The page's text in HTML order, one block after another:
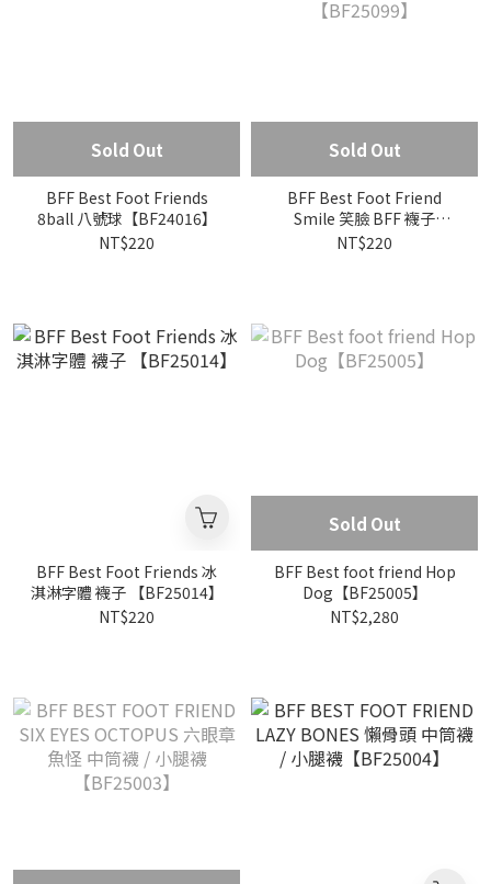
Sold Out
BFF Best Foot Friends
8ball 八號球【BF24016】
NT$220
Sold Out
BFF Best Foot Friend
Smile 笑臉 BFF 襪子
【BF25099】
NT$220
BFF Best Foot Friends 冰
淇淋字體 襪子 【BF25014】
NT$220
Sold Out
BFF Best foot friend Hop
Dog【BF25005】
NT$2,280